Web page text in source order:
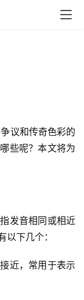
议和传奇色彩的
些呢？本文将为
发音相同或相近
以下几个：
近，常用于表示